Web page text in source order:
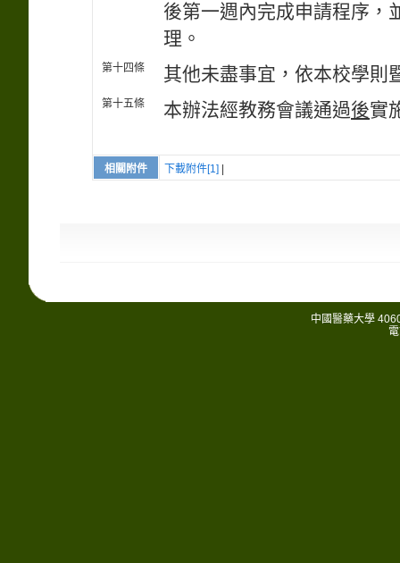
後第一週內完成申請程序，
理。
第十四條 其他未盡事宜，依本校學則
第十五條 本辦法經教務會議通過後實
相關附件 下載附件[1]
中國醫藥大學